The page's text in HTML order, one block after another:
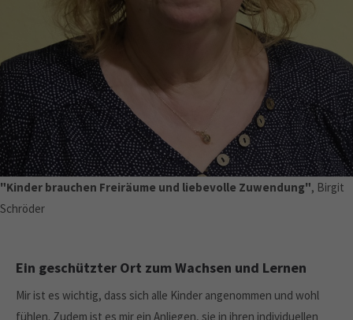
"Kinder brauchen Freiräume und liebevolle Zuwendung", Birgit
Schröder
Ein geschützter Ort zum Wachsen und Lernen
Mir ist es wichtig, dass sich alle Kinder angenommen und wohl
fühlen. Zudem ist es mir ein Anliegen, sie in ihren individuellen